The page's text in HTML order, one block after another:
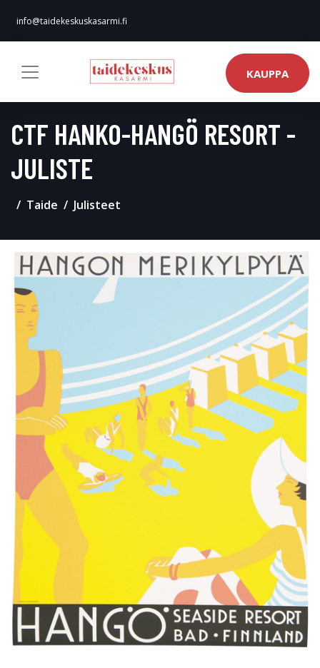
info@taidekeskuskasarmi.fi
KAUPPA
CTF HANKO-HANGÖ RESORT -
JULISTE
Taide Julisteet